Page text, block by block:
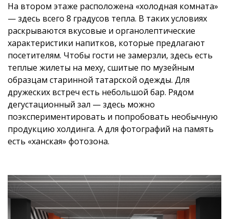
На втором этаже расположена «холодная комната»
— здесь всего 8 градусов тепла. В таких условиях
раскрываются вкусовые и органолептические
характеристики напитков, которые предлагают
посетителям. Чтобы гости не замерзли, здесь есть
теплые жилеты на меху, сшитые по музейным
образцам старинной татарской одежды. Для
дружеских встреч есть небольшой бар. Рядом
дегустационный зал — здесь можно
поэкспериментировать и попробовать необычную
продукцию холдинга. А для фотографий на память
есть «ханская» фотозона.